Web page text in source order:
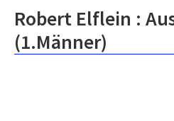
Robert Elflein :
(1.Männer)